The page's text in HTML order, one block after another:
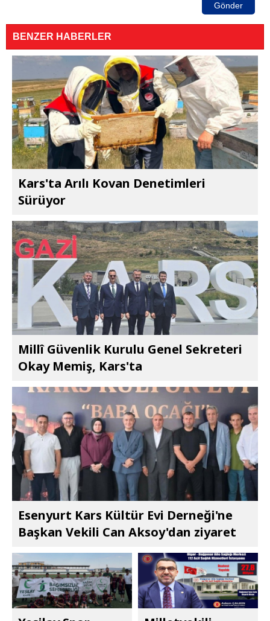
Gönder
BENZER HABERLER
Kars'ta Arılı Kovan Denetimleri
Sürüyor
Millî Güvenlik Kurulu Genel Sekreteri
Okay Memiş, Kars'ta
Esenyurt Kars Kültür Evi Derneği'ne
Başkan Vekili Can Aksoy'dan ziyaret